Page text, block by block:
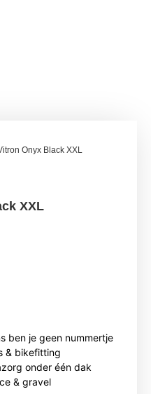
Onyx Black XXL
XXL
ben je geen nummertje
& bikefitting
onder één dak
& gravel